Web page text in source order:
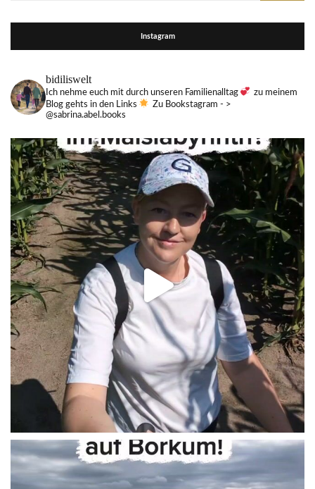
Instagram
bidiliswelt
Ich nehme euch mit durch unseren Familienalltag
zu meinem
Blog gehts in den Links
Zu Bookstagram - >
@sabrina.abel.books